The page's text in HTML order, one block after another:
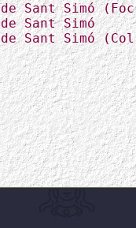
Sant Simó
Sant Simó
Sant Simó